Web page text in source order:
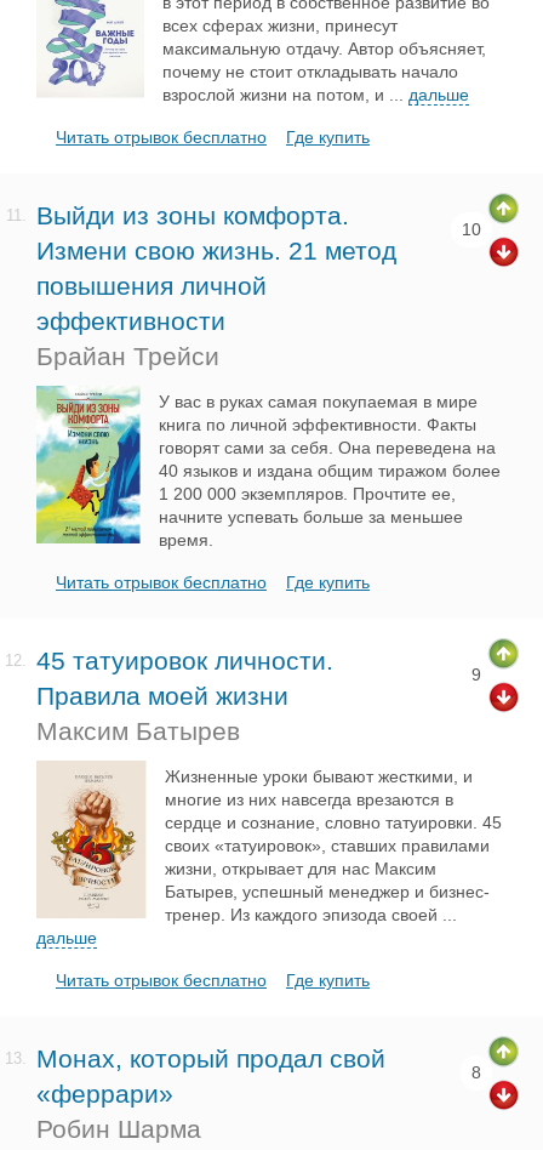
всех сферах жизни, принесут
максимальную отдачу. Автор объясняет,
почему не стоит откладывать начало
взрослой жизни на потом, и
дальше
Читать отрывок бесплатно Где купить
11.
Выйди из зоны комфорта.
Измени свою жизнь. 21 метод
повышения личной
эффективности
Брайан Трейси
10
У вас в руках самая покупаемая в мире
книга по личной эффективности. Факты
говорят сами за себя. Она переведена на
40 языков и издана общим тиражом более
1 200 000 экземпляров. Прочтите ее,
начните успевать больше за меньшее
время.
Читать отрывок бесплатно Где купить
12.
45 татуировок личности.
Правила моей жизни
Максим Батырев
9
Жизненные уроки бывают жесткими, и
многие из них навсегда врезаются в
сердце и сознание, словно татуировки. 45
своих «татуировок», ставших правилами
жизни, открывает для нас Максим
Батырев, успешный менеджер и бизнес-
тренер. Из каждого эпизода своей
дальше
Читать отрывок бесплатно Где купить
13.
Монах, который продал свой
«феррари»
Робин Шарма
8